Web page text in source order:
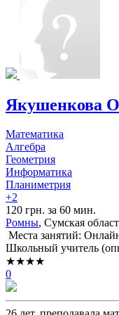
Якушенкова
Математика
Алгебра
Геометрия
Информатика
Планиметрия
+2
120 грн. за 60 мин.
Ромны, Сумская
Места занятий:
Школьный учитель
★★★★
0